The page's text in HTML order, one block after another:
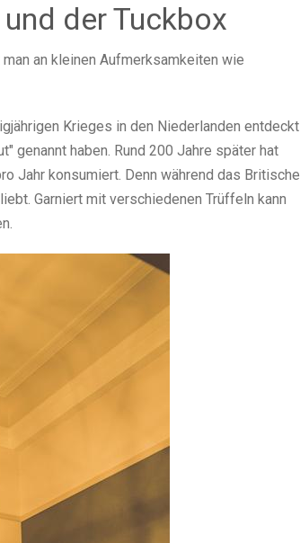
der Tuckbox
an kleinen Aufmerksamkeiten wie
Krieges in den Niederlanden entdeckt
genannt haben. Rund 200 Jahre später hat
Jahr konsumiert. Denn während das Britische
Garniert mit verschiedenen Trüffeln kann